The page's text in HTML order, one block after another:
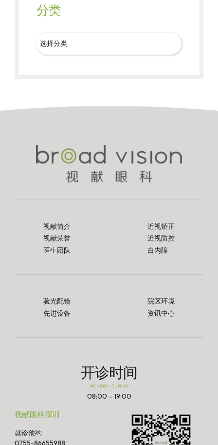
分类
视献简介
视献荣誉
医生团队
近视矫正
近视防控
白内障
验光配镜
先进设备
院区环境
资讯中心
开诊时间
MONDAY – SUNDAY
08:00 – 19:00
视献眼科深圳
就诊预约
0755-86655988